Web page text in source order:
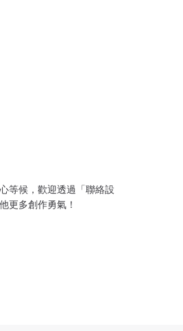
等候，歡迎透過「聯絡設
更多創作勇氣！